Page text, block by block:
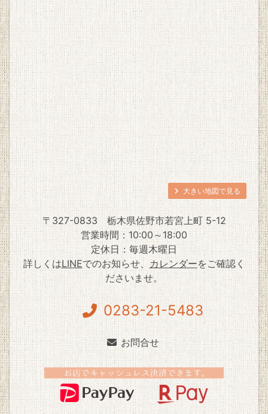
大きい地図で見る
〒327-0833
栃木県佐野市若宮上町 5-12
営業時間：10:00～18:00
定休日：毎週木曜日
詳しくはLINEでのお知らせ、カレンダーをご確認く
ださいませ。
0283-21-5483
お問合せ